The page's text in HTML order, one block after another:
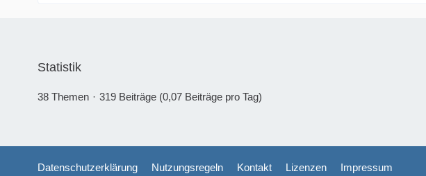
Statistik
38 Themen 319 Beiträge (0,07 Beiträge pro Tag)
Datenschutzerklärung Nutzungsregeln Kontakt Lizenzen Impressum